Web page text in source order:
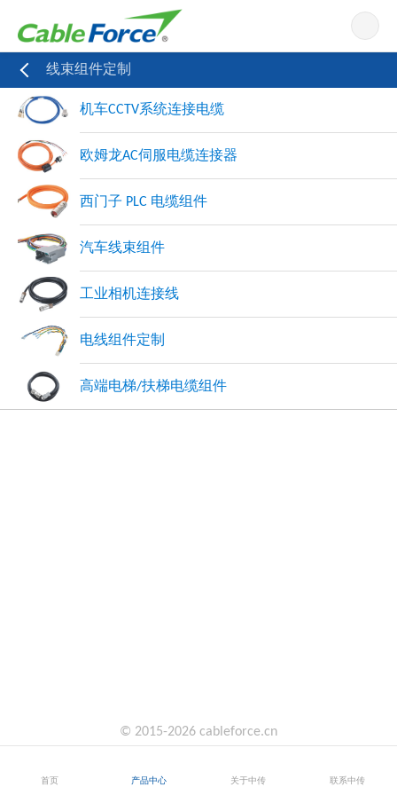
线束组件定制
机车CCTV系统连接电缆
欧姆龙AC伺服电缆连接器
西门子 PLC 电缆组件
汽车线束组件
工业相机连接线
电线组件定制
高端电梯/扶梯电缆组件
© 2015-2026 cableforce.cn
首页 产品中心 关于中传 联系中传